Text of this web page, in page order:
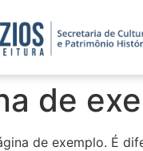
de
de exemplo. É